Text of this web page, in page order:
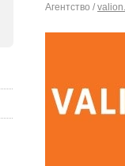
Агентство /